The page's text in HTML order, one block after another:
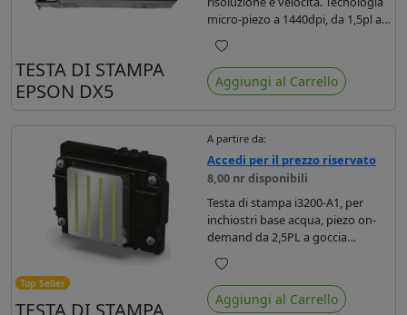
TESTA DI STAMPA
EPSON DX5
micro-piezo a 1440dpi, da 1,5pl a
21pl, frequenza 8khz.
Preferiti
Aggiungi al Carrello
Top Seller
TESTA DI STAMPA
A partire da:
Accedi per il prezzo riservato
8,00 nr disponibili
Testa di stampa i3200-A1, per
inchiostri base acqua, piezo on-
demand da 2,5PL a goccia
variabile, area di stampa 33,8mm.
Preferiti
Aggiungi al Carrello